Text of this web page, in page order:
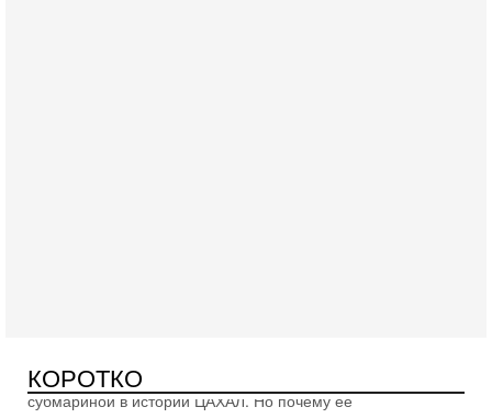
КОРОТКО
АХИ «Дракон» (Drakon), которая уже стала самой дорогой
субмариной в истории ЦАХАЛ. Но почему её